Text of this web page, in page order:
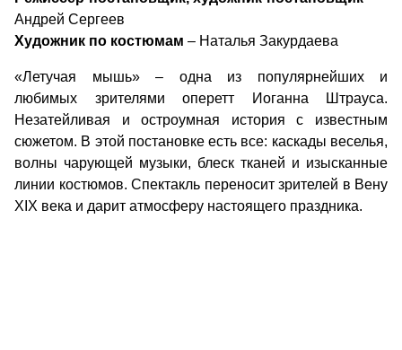
Андрей Сергеев
Художник по костюмам – Наталья Закурдаева
«Летучая мышь» – одна из популярнейших и
любимых зрителями оперетт Иоганна Штрауса.
Незатейливая и остроумная история с известным
сюжетом. В этой постановке есть все: каскады веселья,
волны чарующей музыки, блеск тканей и изысканные
линии костюмов. Спектакль переносит зрителей в Вену
XIX века и дарит атмосферу настоящего праздника.